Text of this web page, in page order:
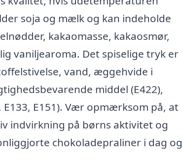
soja og mælk og kan indeholde
kakaomasse, kakaosmør,
vaniljearoma. Det spiselige tryk er
vand, æggehvide i
middel (E422),
E133, E151). Vær opmærksom på, at
indvirkning på børns aktivitet og
chokoladepraliner i dag og